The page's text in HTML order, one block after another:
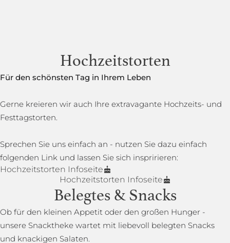
Hochzeitstorten
Für den schönsten Tag in Ihrem Leben
Gerne kreieren wir auch Ihre extravagante Hochzeits- und
Festtagstorten.
Sprechen Sie uns einfach an - nutzen Sie dazu einfach
folgenden Link und lassen Sie sich inspririeren:
Hochzeitstorten Infoseite
Hochzeitstorten Infoseite
Belegtes & Snacks
Ob für den kleinen Appetit oder den großen Hunger -
unsere Snacktheke wartet mit liebevoll belegten Snacks
und knackigen Salaten.